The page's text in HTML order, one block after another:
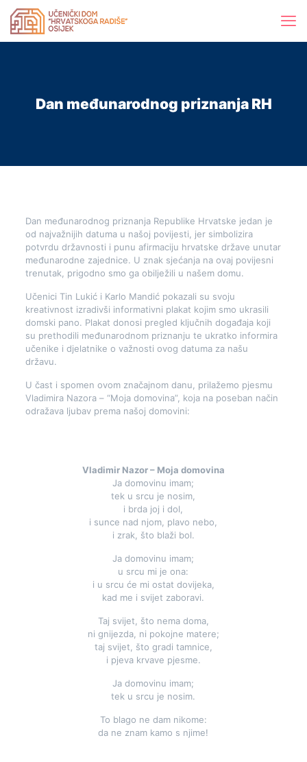
Dan međunarodnog priznanja RH
Dan međunarodnog priznanja Republike Hrvatske jedan je
od najvažnijih datuma u našoj povijesti, jer simbolizira
potvrdu državnosti i punu afirmaciju hrvatske države unutar
međunarodne zajednice. U znak sjećanja na ovaj povijesni
trenutak, prigodno smo ga obilježili u našem domu.
Učenici Tin Lukić i Karlo Mandić pokazali su svoju
kreativnost izradivši informativni plakat kojim smo ukrasili
domski pano. Plakat donosi pregled ključnih događaja koji
su prethodili međunarodnom priznanju te ukratko informira
učenike i djelatnike o važnosti ovog datuma za našu
državu.
U čast i spomen ovom značajnom danu, prilažemo pjesmu
Vladimira Nazora – “Moja domovina”, koja na poseban način
odražava ljubav prema našoj domovini:
Vladimir Nazor – Moja domovina
Ja domovinu imam;
tek u srcu je nosim,
i brda joj i dol,
i sunce nad njom, plavo nebo,
i zrak, što blaži bol.
Ja domovinu imam;
u srcu mi je ona:
i u srcu će mi ostat dovijeka,
kad me i svijet zaboravi.
Taj svijet, što nema doma,
ni gnijezda, ni pokojne matere;
taj svijet, što gradi tamnice,
i pjeva krvave pjesme.
Ja domovinu imam;
tek u srcu je nosim.
To blago ne dam nikome:
da ne znam kamo s njime!